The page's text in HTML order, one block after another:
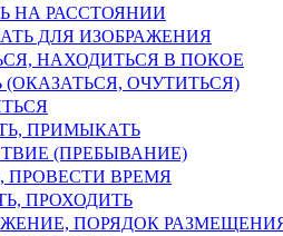
НА РАССТОЯНИИ
ДЛЯ ИЗОБРАЖЕНИЯ
НАХОДИТЬСЯ В ПОКОЕ
ОЧУТИТЬСЯ)
ПРИМЫКАТЬ
(ПРЕБЫВАНИЕ)
ПРОВЕСТИ ВРЕМЯ
ПРОХОДИТЬ
ПОРЯДОК